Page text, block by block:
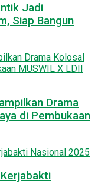
Jadi
Siap Bangun
Drama
di Pembukaan